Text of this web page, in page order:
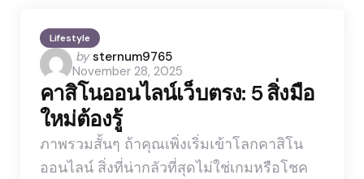
Lifestyle
Posted
by
by sternum9765
November 28, 2025
คาสิโนออนไลน์เว็บตรง: 5 สิ่งมือ
ใหม่ต้องรู้
ภาพรวมสั้นๆ ถ้าคุณเพิ่งเริ่มเข้าโลกคาสิโน
ออนไลน์ สิ่งที่น่ากลัวที่สุดไม่ใช่เกมหรือโชค